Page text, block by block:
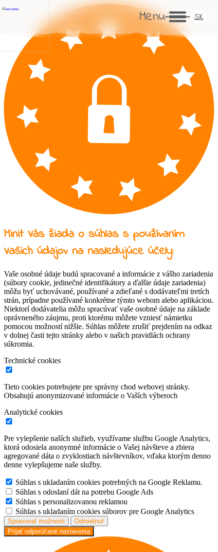
Minit Vás žiada o súhlas s používaním
Vašich údajov na nasledujúce účely:
Vaše osobné údaje budú spracované a informácie z vášho zariadenia
(súbory cookie, jedinečné identifikátory a ďalšie údaje zariadenia)
môžu byť uchovávané, používané a zdieľané s dodávateľmi tretích
strán, prípadne používané konkrétne týmto webom alebo aplikáciou.
Niektorí dodávatelia môžu spracúvať vaše osobné údaje na základe
oprávneného záujmu, proti ktorému môžete vzniesť námietku
pomocou možností nižšie. Súhlas môžete zrušiť prejdením na odkaz
v dolnej časti tejto stránky alebo v našich pravidlách ochrany
súkromia.
Technické cookies
Tieto cookies potrebujete pre správny chod webovej stránky.
Obsahujú anonymizované informácie o Vaších výberoch
Analytické cookies
Pre vylepšenie naších služieb, využívame službu Google Analytics,
ktorá odosiela anonymné informácie o Vašej návšteve a zbiera
agregované dáta o zvyklostiach návštevníkov, vďaka ktorým denno
denne vylepšujeme naše služby.
Súhlas s ukladaním cookies potrebných na Google Reklamu.
Súhlas s odoslaní dát na potrebu Google Ads
Súhlas s personalizovanou reklamou
Súhlas s ukladaním cookies súborov pre Google Analytics
Spravovať možnosti
Odmietnuť
Prijať odporúčané nastavenia
Menu SK